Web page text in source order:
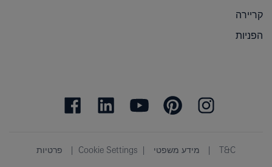
קריירה
הפניות
פרטיות Cookie Settings מידע משפטי T&C